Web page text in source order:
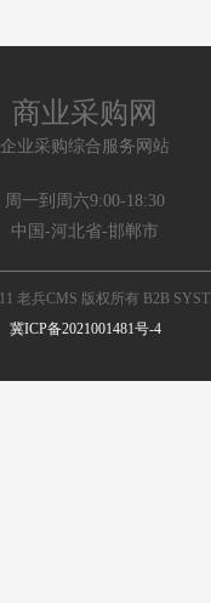
商业采购网
企业采购综合服务网站
周一到周六9:00-18:30
中国-河北省-邯郸市
老兵CMS 版权所有 B2B
冀ICP备2021001481号-4